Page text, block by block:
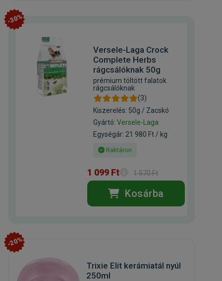
-30%
Versele-Laga Crock
Complete Herbs
rágcsálóknak 50g
prémium töltött falatok
rágcsálóknak
(3)
Kiszerelés: 50g / Zacskó
Gyártó:Versele-Laga
Egységár: 21 980 Ft / kg
Raktáron
1 099 Ft 1 570 Ft
Kosárba
-20%
Trixie Elit kerámiatál nyúl
250ml